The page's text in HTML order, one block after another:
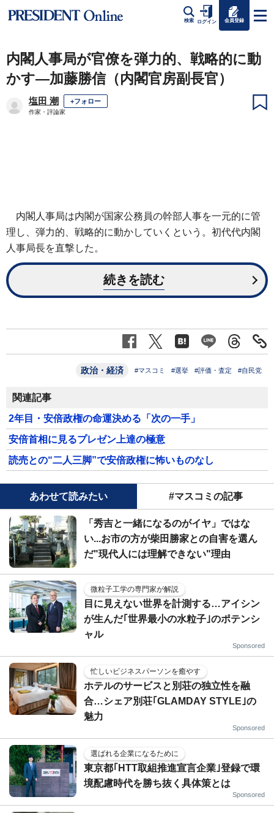
検索 ログイン 会員登録
内閣人事局が官僚を弾力的、戦略的に動
かす―加藤勝信（内閣官房副長官）
塩田 潮 +フォロー
作家・評論家
内閣人事局は内閣が国家公務員の幹部人事を一元的に管
理し、弾力的、戦略的に動かしていくという。初代代内閣
人事局長を直撃した。
続きを読む
政治・経済 #マスコミ #選挙 #評価・査定 #自民党
関連記事
2年目・安倍政権の命運決める「次の一手」
安倍首相に見るプレゼン上達の極意
読売との“二人三脚”で安倍政権に怖いものなし
あわせて読みたい #マスコミの記事
「秀吉と一緒になるのがイヤ」ではな
い...お市の方が柴田勝家との自害を選ん
だ"現代人には理解できない"理由
微粒子工学の専門家が解説
目に見えない世界を計測する…アイシン
が生んだ｢世界最小の水粒子｣のポテンシ
ャル
Sponsored
忙しいビジネスパーソンを癒やす
ホテルのサービスと別荘の独立性を融
合…シェア別荘｢GLAMDAY STYLE｣の
魅力
Sponsored
選ばれる企業になるために
東京都｢HTT取組推進宣言企業｣登録で環
境配慮時代を勝ち抜く具体策とは
Sponsored